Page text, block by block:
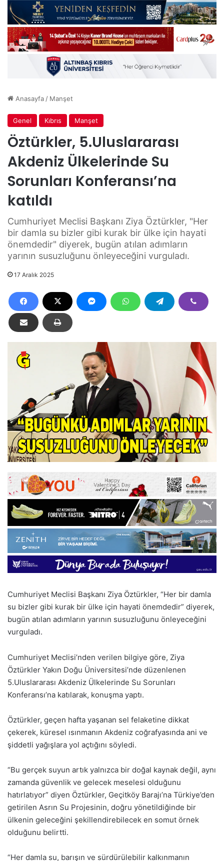
Anasayfa / Manşet
Genel Kıbrıs Manşet
Öztürkler, 5.Uluslararası
Akdeniz Ülkelerinde Su
Sorunları Konferansı’na
katıldı
Cumhuriyet Meclisi Başkanı Ziya Öztürkler, "Her
bir damla su bizler gibi kurak bir ülke için hayati
önemdedir" diyerek, bugün atılan adımların
yarının susuzluğunu önleyeceğini vurguladı.
17 Aralık 2025
Cumhuriyet Meclisi Başkanı Ziya Öztürkler, “Her bir damla
su bizler gibi kurak bir ülke için hayati önemdedir” diyerek,
bugün atılan adımların yarının susuzluğunu önleyeceğini
vurguladı.
Cumhuriyet Meclisi’nden verilen bilgiye göre, Ziya
Öztürkler Yakın Doğu Üniversitesi’nde düzenlenen
5.Uluslararası Akdeniz Ülkelerinde Su Sorunları
Konferansı’na katılarak, konuşma yaptı.
Öztürkler, geçen hafta yaşanan sel felaketine dikkat
çekerek, küresel ısınmanın Akdeniz coğrafyasında ani ve
şiddetli yağışlara yol açtığını söyledi.
“Bu gerçek suyun artık yalnızca bir doğal kaynak değil, aynı
zamanda güvenlik ve gelecek meselesi olduğunu
hatırlatıyor” diyen Öztürkler, Geçitköy Barajı’na Türkiye’den
getirilen Asrın Su Projesinin, doğru yönetildiğinde bir
ülkenin geleceğini şekillendirebilecek en somut örnek
olduğunu belirtti.
“Her damla su, barışın ve sürdürülebilir kalkınmanın